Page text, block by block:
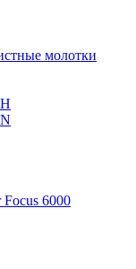
молотки
6000